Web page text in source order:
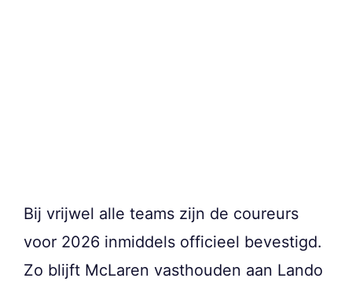
Bij vrijwel alle teams zijn de coureurs
voor 2026 inmiddels officieel bevestigd.
Zo blijft McLaren vasthouden aan Lando